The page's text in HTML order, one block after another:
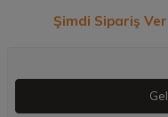
Şimdi Sipariş